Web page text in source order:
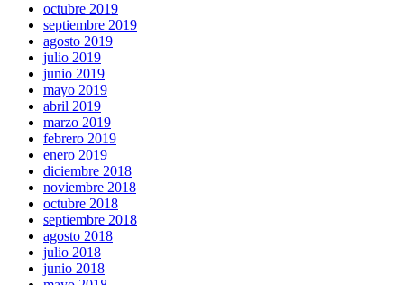
octubre 2019
septiembre 2019
agosto 2019
julio 2019
junio 2019
mayo 2019
abril 2019
marzo 2019
febrero 2019
enero 2019
diciembre 2018
noviembre 2018
octubre 2018
septiembre 2018
agosto 2018
julio 2018
junio 2018